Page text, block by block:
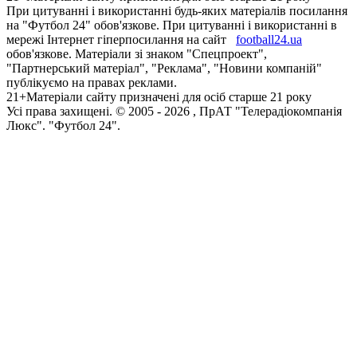
При цитуванні і використанні будь-яких матеріалів посилання
на "Футбол 24" обов'язкове. При цитуванні і використанні в
мережі Інтернет гіперпосилання на сайт
football24.ua
обов'язкове. Матеріали зі знаком "Спецпроект",
"Партнерський матеріал", "Реклама", "Новини компаній"
публікуємо на правах реклами.
21+Матеріали сайту призначені для осіб старше 21 року
Усi права захищенi. © 2005 - 2026 , ПрАТ "Телерадіокомпанія
Люкс". "Футбол 24".